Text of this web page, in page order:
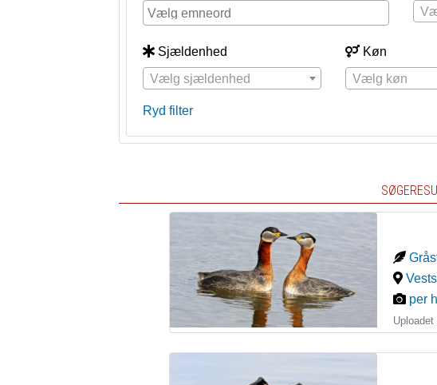
Sjældenhed
Vælg sjældenhed
Køn
Vælg køn
Ryd filter
per